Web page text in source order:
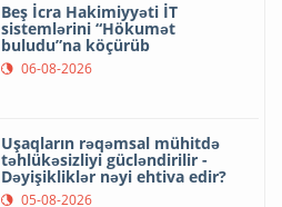
Beş İcra Hakimiyyəti İT
sistemlərini “Hökumət
buludu”na köçürüb
06-08-2026
Uşaqların rəqəmsal mühitdə
təhlükəsizliyi gücləndirilir -
Dəyişikliklər nəyi ehtiva edir?
05-08-2026